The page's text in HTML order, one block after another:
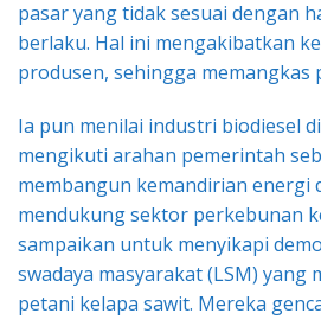
pasar yang tidak sesuai dengan
berlaku. Hal ini mengakibatkan
produsen, sehingga memangkas
Ia pun menilai industri biodiesel
mengikuti arahan pemerintah
membangun kemandirian energi
mendukung sektor perkebunan
sampaikan untuk menyikapi
swadaya masyarakat (LSM) yang
petani kelapa sawit. Mereka